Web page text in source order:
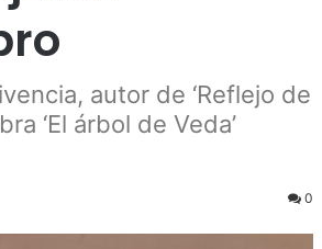
autor de ‘Reflejo de
‘El árbol de Veda’
0